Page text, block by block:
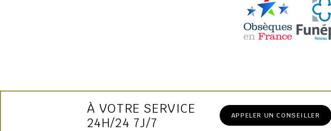
À VOTRE SERVICE
24H/24 7J/7
APPELER UN CONSEILLER